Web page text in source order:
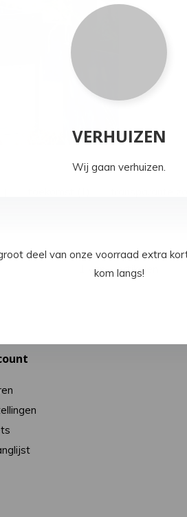
van1 artikelen
VERHUIZEN
Wij gaan verhuizen.
deel van onze voorraad extra
kom langs!